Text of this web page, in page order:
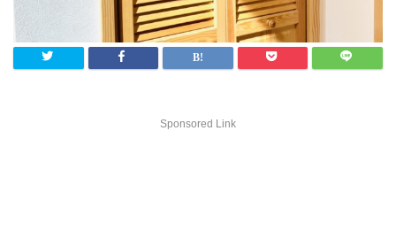
Sponsored Link